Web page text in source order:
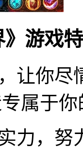
》游戏
让你
属于
力，